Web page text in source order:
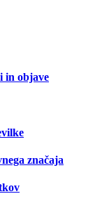
in objave
značaja